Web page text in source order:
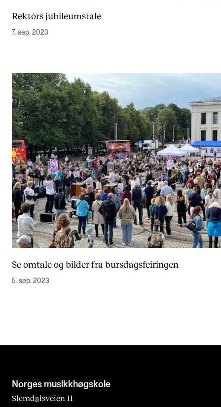
Rektors jubileumstale
7. sep. 2023
Se omtale og bilder fra bursdagsfeiringen
5. sep. 2023
Norges musikk­høgskole
Slemdalsveien 11